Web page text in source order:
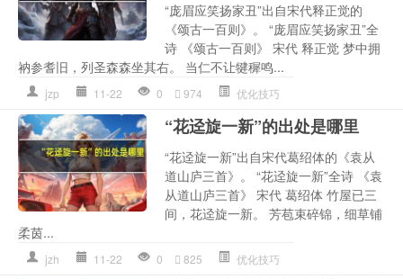
“庞眉应笑扬家丑”出自宋代释正觉的
《颂古一百则》。 “庞眉应笑扬家丑”全
诗 《颂古一百则》 宋代 释正觉 梦中拥
衲参耆旧，列圣森森坐其右。 当仁不让犍穉鸣...
jzp 11-22 0 974 优化技巧
“花迳旋一新”的出处是哪里
“花迳旋一新”出自宋代葛绍体的《袁从
道山庐三首》。 “花迳旋一新”全诗 《袁
从道山庐三首》 宋代 葛绍体 竹屋已三
间，花迳旋一新。 芳苞束碎锦，细草铺
柔茵...
jzh 11-22 0 825 优化技巧